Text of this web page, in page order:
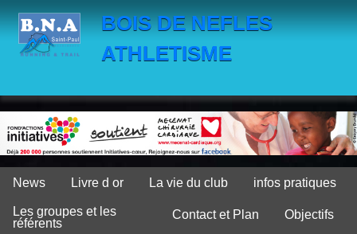
BOIS DE NEFLES
ATHLETISME
News Livre d or La vie du club infos pratiques
Les groupes et les
référents
Contact et Plan Objectifs